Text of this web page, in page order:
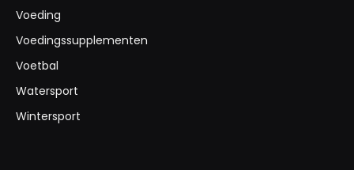
Voeding
Voedingssupplementen
Voetbal
Watersport
Wintersport